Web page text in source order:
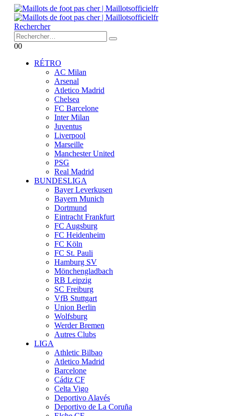
Rechercher
00
RÉTRO
AC Milan
Arsenal
Atletico Madrid
Chelsea
FC Barcelone
Inter Milan
Juventus
Liverpool
Marseille
Manchester United
PSG
Real Madrid
BUNDESLIGA
Bayer Leverkusen
Bayern Munich
Dortmund
Eintracht Frankfurt
FC Augsburg
FC Heidenheim
FC Köln
FC St. Pauli
Hamburg SV
Mönchengladbach
RB Leipzig
SC Freiburg
VfB Stuttgart
Union Berlin
Wolfsburg
Werder Bremen
Autres Clubs
LIGA
Athletic Bilbao
Atletico Madrid
Barcelone
Cádiz CF
Celta Vigo
Deportivo Alavés
Deportivo de La Coruña